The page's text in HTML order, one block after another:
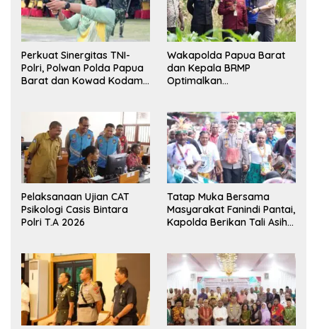
Perkuat Sinergitas TNI-
Polri, Polwan Polda Papua
Barat dan Kowad Kodam
Persahabatan
Wakapolda Papua Barat
dan Kepala BRMP
Optimalkan
Pangan Papua Barat
Pelaksanaan Ujian CAT
Psikologi Casis Bintara
Polri T.A 2026
Tatap Muka Bersama
Masyarakat Fanindi Pantai,
Kapolda Berikan Tali Asih